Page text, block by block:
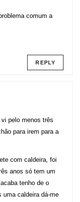
comum a
REPLY
pelo menos três
para irem para a
com caldeira, foi
anos só tem um
tenho de o
uma caldeira dá-me